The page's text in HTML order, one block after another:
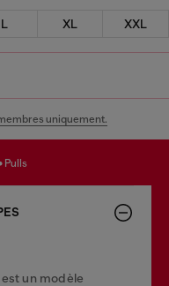
L XL XXL
uniquement.
pulls
un modèle